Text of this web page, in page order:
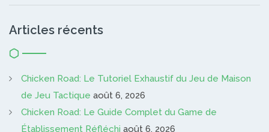
Articles récents
Chicken Road: Le Tutoriel Exhaustif du Jeu de Maison
de Jeu Tactique août 6, 2026
Chicken Road: Le Guide Complet du Game de
Établissement Réfléchi août 6, 2026